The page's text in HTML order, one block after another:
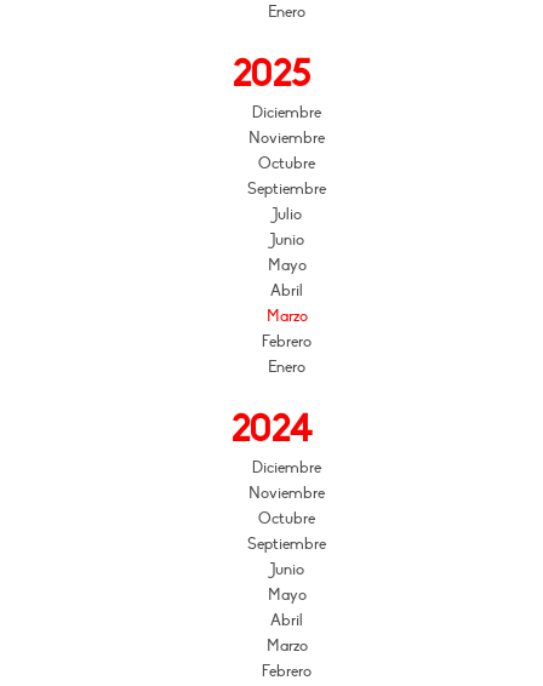
Enero
2025
Diciembre
Noviembre
Octubre
Septiembre
Julio
Junio
Mayo
Abril
Marzo
Febrero
Enero
2024
Diciembre
Noviembre
Octubre
Septiembre
Junio
Mayo
Abril
Marzo
Febrero